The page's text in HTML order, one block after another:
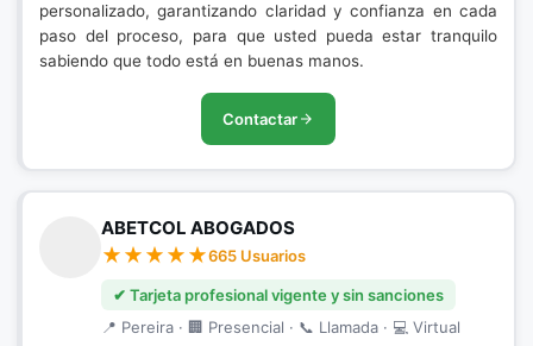
personalizado, garantizando claridad y confianza en cada
paso del proceso, para que usted pueda estar tranquilo
sabiendo que todo está en buenas manos.
Contactar
ABETCOL ABOGADOS
665 Usuarios
✔ Tarjeta profesional vigente y sin sanciones
📍 Pereira · 🏢 Presencial · 📞 Llamada · 💻 Virtual